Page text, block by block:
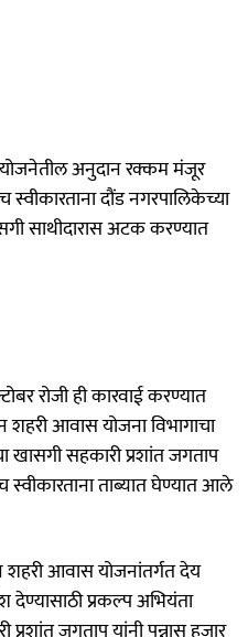
योजनेतील अनुदान रक्कम मंजूर
दौंड नगरपालिकेच्या
साथीदारास अटक करण्यात
रोजी ही कारवाई करण्यात
आवास योजना विभागाचा
खासगी सहकारी प्रशांत जगताप
स्वीकारताना ताब्यात घेण्यात आले
शहरी आवास योजनांतर्गत देय
प्रकल्प अभियंता